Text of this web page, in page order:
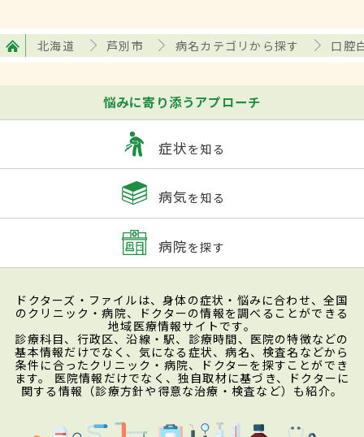
北海道 芦別市 病名カテゴリから探す 口腔
悩みに寄り添うアプローチ
症状を知る
病気を知る
病院を探す
ドクターズ・ファイルは、身体の症状・悩みに合わせ、全国
のクリニック・病院、ドクターの情報を調べることができる
地域医療情報サイトです。
診療科目、行政区、沿線・駅、診療時間、医院の特徴などの
基本情報だけでなく、気になる症状、病名、検査名などから
条件に合ったクリニック・病院、ドクターを探すことができ
ます。 医院情報だけでなく、独自取材に基づき、ドクターに
関する情報（診療方針や得意な治療・検査など）も紹介。